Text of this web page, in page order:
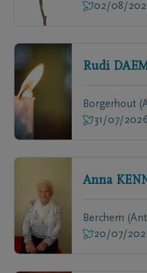
02/08/
Rudi
Borgerhout
31/07/2026
Anna
Berchem
20/07/